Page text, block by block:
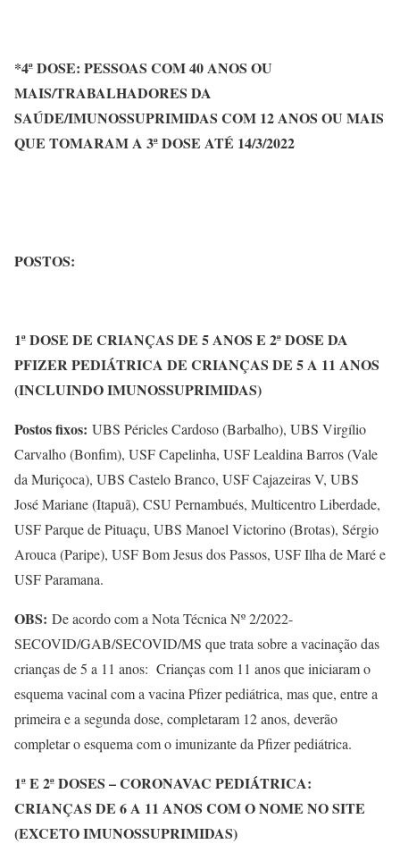
*4ª DOSE: PESSOAS COM 40 ANOS OU
MAIS/TRABALHADORES DA
SAÚDE/IMUNOSSUPRIMIDAS COM 12 ANOS OU MAIS
QUE TOMARAM A 3ª DOSE ATÉ 14/3/2022
POSTOS:
1ª DOSE DE CRIANÇAS DE 5 ANOS E 2ª DOSE DA
PFIZER PEDIÁTRICA DE CRIANÇAS DE 5 A 11 ANOS
(INCLUINDO IMUNOSSUPRIMIDAS)
Postos fixos: UBS Péricles Cardoso (Barbalho), UBS Virgílio
Carvalho (Bonfim), USF Capelinha, USF Lealdina Barros (Vale
da Muriçoca), UBS Castelo Branco, USF Cajazeiras V, UBS
José Mariane (Itapuã), CSU Pernambués, Multicentro Liberdade,
USF Parque de Pituaçu, UBS Manoel Victorino (Brotas), Sérgio
Arouca (Paripe), USF Bom Jesus dos Passos, USF Ilha de Maré e
USF Paramana.
OBS: De acordo com a Nota Técnica Nº 2/2022-
SECOVID/GAB/SECOVID/MS que trata sobre a vacinação das
crianças de 5 a 11 anos: Crianças com 11 anos que iniciaram o
esquema vacinal com a vacina Pfizer pediátrica, mas que, entre a
primeira e a segunda dose, completaram 12 anos, deverão
completar o esquema com o imunizante da Pfizer pediátrica.
1ª E 2ª DOSES – CORONAVAC PEDIÁTRICA:
CRIANÇAS DE 6 A 11 ANOS COM O NOME NO SITE
(EXCETO IMUNOSSUPRIMIDAS)